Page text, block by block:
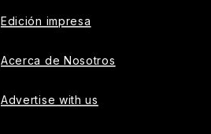
Edición impresa
Acerca de Nosotros
Advertise with us